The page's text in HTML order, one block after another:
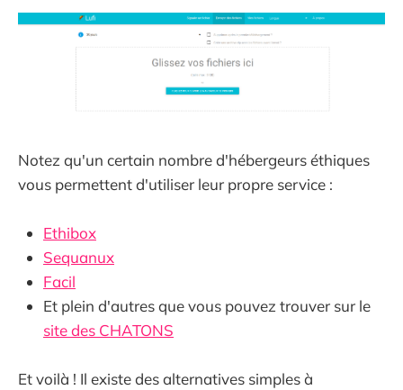
Notez qu'un certain nombre d'hébergeurs éthiques
vous permettent d'utiliser leur propre service :
Ethibox
Sequanux
Facil
Et plein d'autres que vous pouvez trouver sur le
site des CHATONS
Et voilà ! Il existe des alternatives simples à